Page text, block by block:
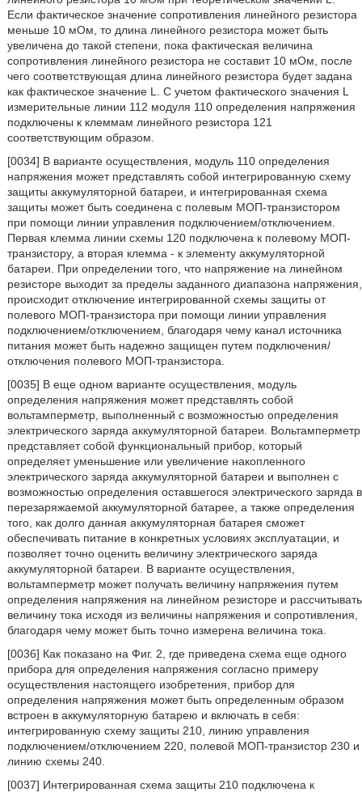
Если фактическое значение сопротивления линейного резистора
меньше 10 мОм, то длина линейного резистора может быть
увеличена до такой степени, пока фактическая величина
сопротивления линейного резистора не составит 10 мОм, после
чего соответствующая длина линейного резистора будет задана
как фактическое значение L. С учетом фактического значения L
измерительные линии 112 модуля 110 определения напряжения
подключены к клеммам линейного резистора 121
соответствующим образом.
[0034] В варианте осуществления, модуль 110 определения
напряжения может представлять собой интегрированную схему
защиты аккумуляторной батареи, и интегрированная схема
защиты может быть соединена с полевым МОП-транзистором
при помощи линии управления подключением/отключением.
Первая клемма линии схемы 120 подключена к полевому МОП-
транзистору, а вторая клемма - к элементу аккумуляторной
батареи. При определении того, что напряжение на линейном
резисторе выходит за пределы заданного диапазона напряжения,
происходит отключение интегрированной схемы защиты от
полевого МОП-транзистора при помощи линии управления
подключением/отключением, благодаря чему канал источника
питания может быть надежно защищен путем подключения/
отключения полевого МОП-транзистора.
[0035] В еще одном варианте осуществления, модуль
определения напряжения может представлять собой
вольтамперметр, выполненный с возможностью определения
электрического заряда аккумуляторной батареи. Вольтамперметр
представляет собой функциональный прибор, который
определяет уменьшение или увеличение накопленного
электрического заряда аккумуляторной батареи и выполнен с
возможностью определения оставшегося электрического заряда в
перезаряжаемой аккумуляторной батарее, а также определения
того, как долго данная аккумуляторная батарея сможет
обеспечивать питание в конкретных условиях эксплуатации, и
позволяет точно оценить величину электрического заряда
аккумуляторной батареи. В варианте осуществления,
вольтамперметр может получать величину напряжения путем
определения напряжения на линейном резисторе и рассчитывать
величину тока исходя из величины напряжения и сопротивления,
благодаря чему может быть точно измерена величина тока.
[0036] Как показано на Фиг. 2, где приведена схема еще одного
прибора для определения напряжения согласно примеру
осуществления настоящего изобретения, прибор для
определения напряжения может быть определенным образом
встроен в аккумуляторную батарею и включать в себя:
интегрированную схему защиты 210, линию управления
подключением/отключением 220, полевой МОП-транзистор 230 и
линию схемы 240.
[0037] Интегрированная схема защиты 210 подключена к